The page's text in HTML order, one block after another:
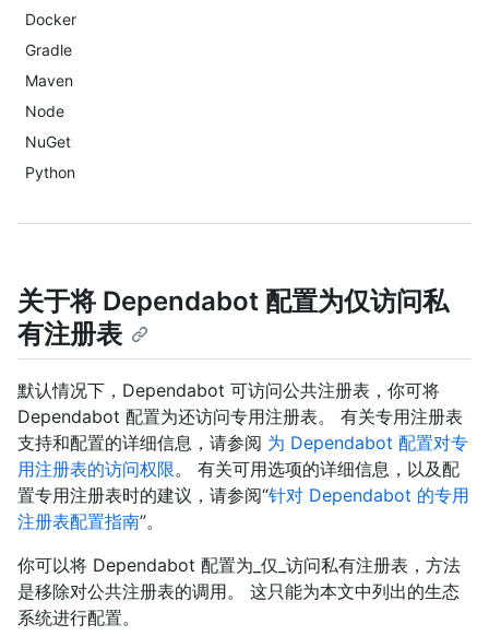
Docker
Gradle
Maven
Node
NuGet
Python
关于将 Dependabot 配置为仅访问私
有注册表
默认情况下，Dependabot 可访问公共注册表，你可将
Dependabot 配置为还访问专用注册表。 有关专用注册表
支持和配置的详细信息，请参阅 为 Dependabot 配置对专
用注册表的访问权限。 有关可用选项的详细信息，以及配
置专用注册表时的建议，请参阅“针对 Dependabot 的专用
注册表配置指南”。
你可以将 Dependabot 配置为_仅_访问私有注册表，方法
是移除对公共注册表的调用。 这只能为本文中列出的生态
系统进行配置。